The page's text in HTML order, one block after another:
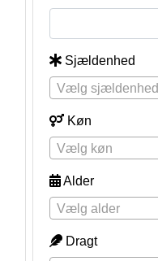
Sjældenhed
Vælg sjældenhed
Køn
Vælg køn
Alder
Vælg alder
Dragt